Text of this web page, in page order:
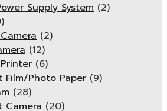
Supply System (2)
(2)
(12)
(6)
Film/Photo Paper (9)
(28)
Camera (20)